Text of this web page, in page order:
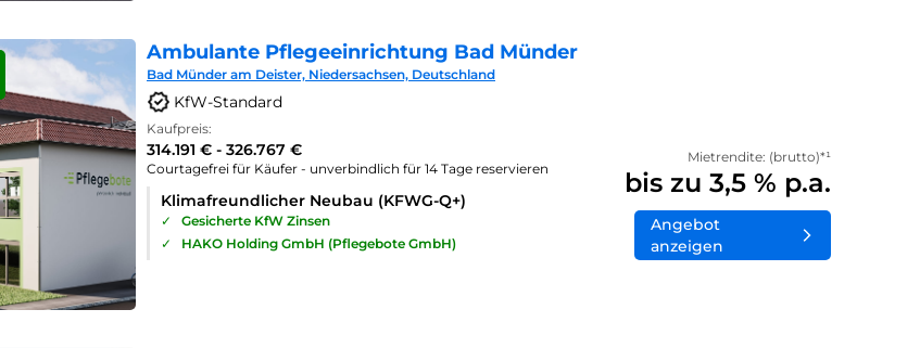
Ambulante Pflegeeinrichtung Bad Münder
Bad Münder am Deister, Niedersachsen, Deutschland
KfW-Standard
Kaufpreis:
314.191 € - 326.767 €
Courtagefrei für Käufer - unverbindlich für 14 Tage reservieren
Klimafreundlicher Neubau (KFWG-Q+)
✓
Gesicherte KfW Zinsen
✓
HAKO Holding GmbH (Pflegebote GmbH)
Mietrendite: (brutto)*¹
bis zu 3,5 % p.a.
Angebot
anzeigen